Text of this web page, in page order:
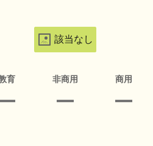
該当なし
育 非商用 商用